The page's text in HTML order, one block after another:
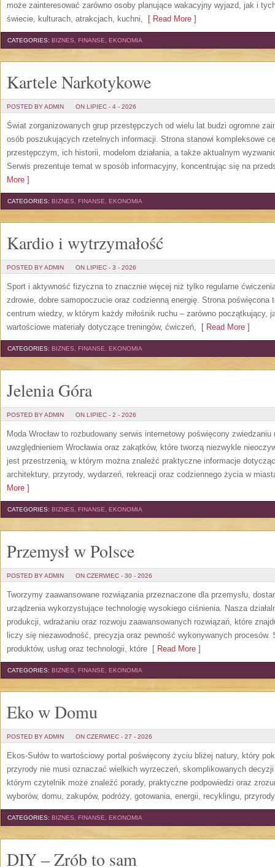
może zainteresować zarówno osoby planujące wakacyjny wyjazd, jak i
świecie, kulturach, atrakcjach, kuchni, [ Read More ]
CATEGORIES: BIZNES, FINANSE, EKONOMIA
Kartele Narkotykowe
POSTED BY ADMIN ON LIPIEC - 4 - 2026
Świat zorganizowanych grup przestępczych od wielu lat budzi ogromne
osób poszukujących rzetelnych informacji. Strona stanowi kompleksowe
przestępczym, ich historii, modelom działania, a także aktualnym
Serwis prezentuje temat w sposób informacyjny, koncentrując się na
More ]
CATEGORIES: BIZNES, FINANSE, EKONOMIA
Kardio i wytrzymałość
POSTED BY ADMIN ON LIPIEC - 3 - 2026
Sport i aktywność fizyczna to znacznie więcej niż tylko regularne
zdrowie, dobre samopoczucie oraz codzienną energię. Strona poświęcona
centrum wiedzy, w którym każdy miłośnik ruchu – zarówno początkujący,
wartościowe materiały dotyczące treningów, ćwiczeń, [ Read More ]
CATEGORIES: BIZNES, FINANSE, EKONOMIA
Jelenia Góra
POSTED BY ADMIN ON LIPIEC - 2 - 2026
Moda Wrocław to rozbudowany serwis internetowy poświęcony
uwzględnieniem Wrocławia oraz zakątków, które tworzą niezwykle
jest przestrzenią, w którym można znaleźć praktyczne informacje
architektury, przyrody, wydarzeń, rekreacji oraz codziennego życia w
More ]
CATEGORIES: BIZNES, FINANSE, EKONOMIA
Przemysł w Polsce
POSTED BY ADMIN ON CZERWIEC - 30 - 2026
Tworzymy zaawansowane rozwiązania przeznaczone dla przemysłu,
urządzenia wykorzystujące technologię wysokiego ciśnienia. Nasza
produkcji, wdrażaniu oraz rozwoju zaawansowanych rozwiązań, które
liczy się niezawodność, precyzja oraz pewność wykonywanych procesów.
produktów, usług oraz technologii, które [ Read More ]
CATEGORIES: BIZNES, FINANSE, EKONOMIA
Eko w Domu
POSTED BY ADMIN ON CZERWIEC - 27 - 2026
Ekos-Sułów to wartościowy portal poświęcony życiu bliżej natury, który
przyrody nie musi oznaczać wielkich wyrzeczeń, skomplikowanych
którym czytelnik może znaleźć porady, praktyczne podpowiedzi oraz
wyborów, domu, zakupów, podróży, gotowania, energii, recyklingu,
CATEGORIES: BIZNES, FINANSE, EKONOMIA
DIY – Zrób to sam